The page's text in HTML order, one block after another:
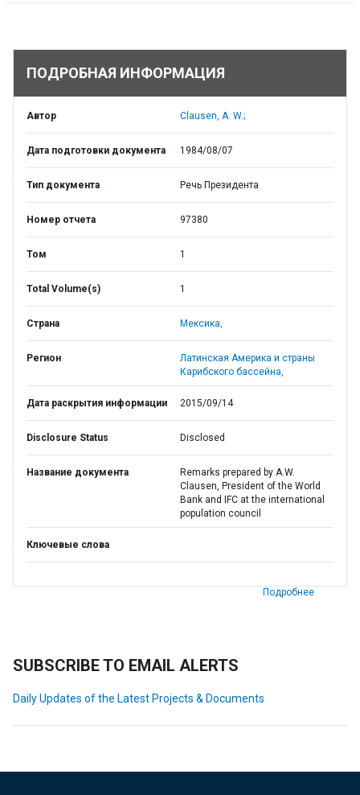
ПОДРОБНАЯ ИНФОРМАЦИЯ
Автор Clausen, A. W.;
Дата подготовки документа 1984/08/07
Тип документа Речь Президента
Номер отчета 97380
Том 1
Total Volume(s) 1
Страна Мексика,
Регион
Латинская Америка и страны
Карибского бассейна,
Дата раскрытия информации 2015/09/14
Disclosure Status Disclosed
Название документа
Remarks prepared by A.W.
Clausen, President of the World
Bank and IFC at the international
population council
Ключевые слова
Подробнее
SUBSCRIBE TO EMAIL ALERTS
Daily Updates of the Latest Projects & Documents